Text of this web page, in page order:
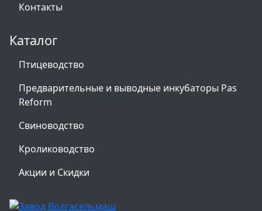
Контакты
Каталог
Птицеводство
Предварительные и выводные инкубаторы Pas
Reform
Свиноводство
Кролиководство
Акции и Скидки